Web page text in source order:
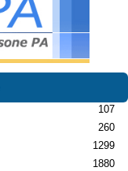
107
260
1299
1880